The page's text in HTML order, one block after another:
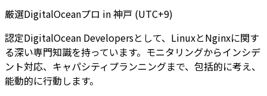
厳選DigitalOceanプロ in神戸 (UTC+9)
認定DigitalOcean Developersとして、LinuxとNginxに関す
る深い専門知識を持っています。モニタリングからインシデ
ント対応、キャパシティプランニングまで、包括的に考え、
能動的に行動します。